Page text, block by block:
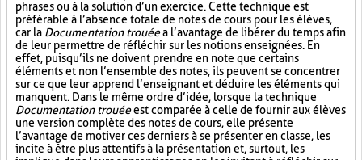
phrases ou à la solution d’un exercice. Cette technique est
préférable à l’absence totale de notes de cours pour les élèves,
car la Documentation trouéea l’avantage de libérer du temps afin
de leur permettre de réfléchir sur les notions enseignées. En
effet, puisqu’ils ne doivent prendre en note que certains
éléments et non l’ensemble des notes, ils peuvent se concentrer
sur ce que leur apprend l’enseignant et déduire les éléments qui
manquent. Dans le même ordre d’idée, lorsque la technique
Documentation trouéeest comparée à celle de fournir aux élèves
une version complète des notes de cours, elle présente
l’avantage de motiver ces derniers à se présenter en classe, les
incite à être plus attentifs à la présentation et, surtout, les